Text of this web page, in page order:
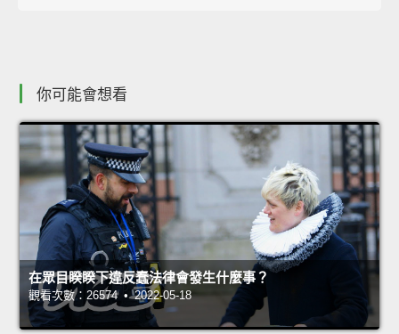
你可能會想看
在眾目睽睽下違反蠢法律會發生什麼事？
觀看次數：26574 • 2022-05-18